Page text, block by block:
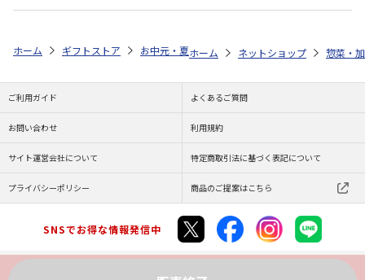
ホーム ギフトストア お中元・夏ギフト特集 2026 ゆうゆうギフト
ホーム ネットショップ 惣菜・
ご利用ガイド よくあるご質問
お問い合わせ 利用規約
サイト運営会社について 特定商取引法に基づく表記について
プライバシーポリシー 商品のご提案はこちら
SNSでお得な情報発信中